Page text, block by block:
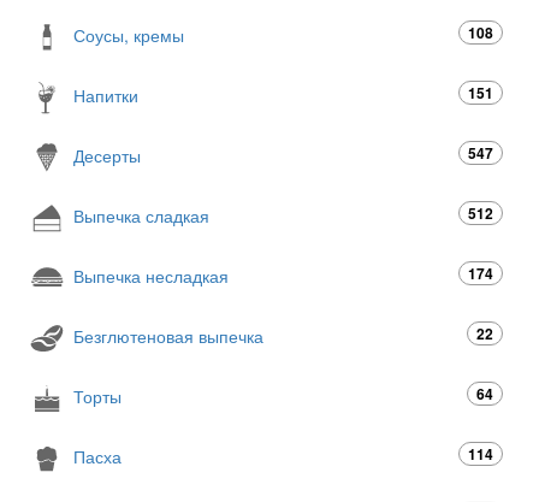
Соусы, кремы 108
Напитки 151
Десерты 547
Выпечка сладкая 512
Выпечка несладкая 174
Безглютеновая выпечка 22
Торты 64
Пасха 114